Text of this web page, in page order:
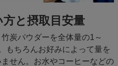
と摂取目安量
炭パウダーを全体量の1～
もちろんお好みによって量を
せん。お水やコーヒーなどの